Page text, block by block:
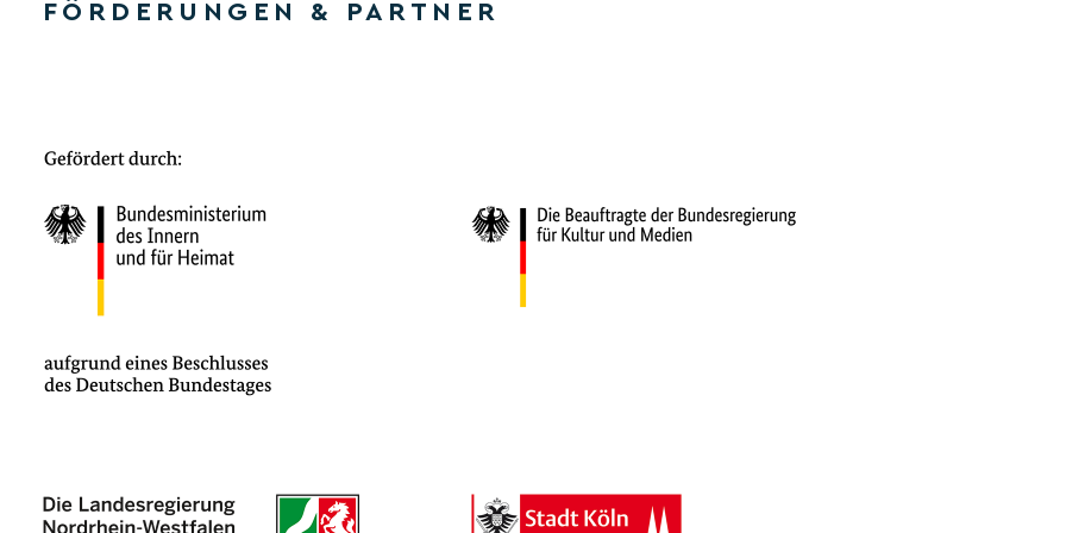
FÖRDERUNGEN & PARTNER